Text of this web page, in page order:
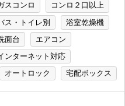
スコンロ
コンロ２口以上
ス・トイレ別
浴室乾燥機
面台
エアコン
ンターネット対応
オートロック 宅配ボックス